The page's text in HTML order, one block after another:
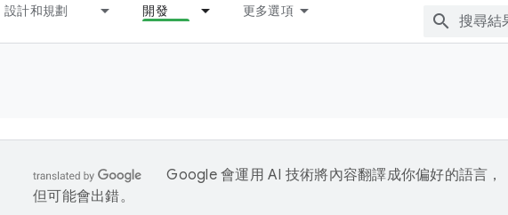
設計和規劃 開發 更多選項
Google 會運用 AI 技術將內容翻譯成你偏好的語言，
但可能會出錯。